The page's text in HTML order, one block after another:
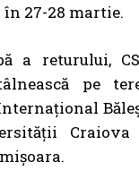
27-28 martie.
a returului,
pe